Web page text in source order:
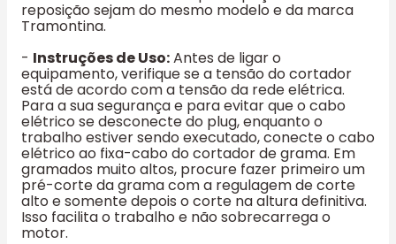
reposição sejam do mesmo modelo e da marca
Tramontina.
- Instruções de Uso:Antes de ligar o
equipamento, verifique se a tensão do cortador
está de acordo com a tensão da rede elétrica.
Para a sua segurança e para evitar que o cabo
elétrico se desconecte do plug, enquanto o
trabalho estiver sendo executado, conecte o cabo
elétrico ao fixa-cabo do cortador de grama. Em
gramados muito altos, procure fazer primeiro um
pré-corte da grama com a regulagem de corte
alto e somente depois o corte na altura definitiva.
Isso facilita o trabalho e não sobrecarrega o
motor.